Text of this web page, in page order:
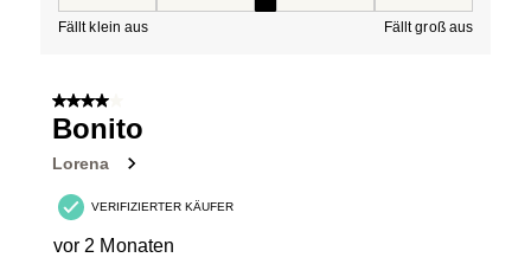
Fällt klein aus Fällt groß aus
4 von 5 Sternen.
Bonito
Lorena
VERIFIZIERTER KÄUFER
vor 2 Monaten